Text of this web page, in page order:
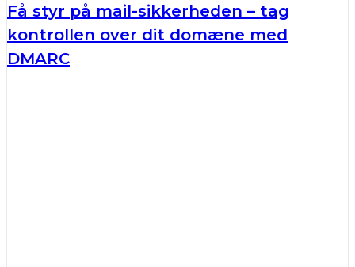
Få styr på mail-sikkerheden – tag
kontrollen over dit domæne med
DMARC